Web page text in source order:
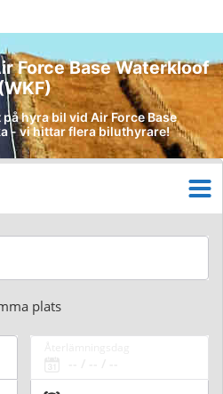
Force Base Waterkloof
hyra bil vid Air Force Base
- vi hittar flera biluthyrare!
plats